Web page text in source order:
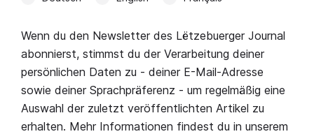
Wenn du den Newsletter des Lëtzebuerger Journal
abonnierst, stimmst du der Verarbeitung deiner
persönlichen Daten zu - deiner E-Mail-Adresse
sowie deiner Sprachpräferenz - um regelmäßig eine
Auswahl der zuletzt veröffentlichten Artikel zu
erhalten. Mehr Informationen findest du in unserem